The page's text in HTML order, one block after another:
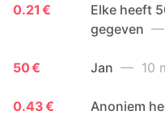
0.21 €
Elke heeft
gegeven —
50 € Jan — 10
0.43 €
Anoniem